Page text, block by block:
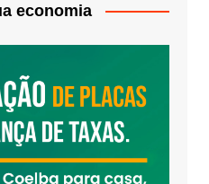
economia